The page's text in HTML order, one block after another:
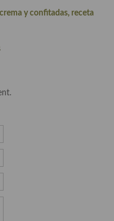
y confitadas, receta